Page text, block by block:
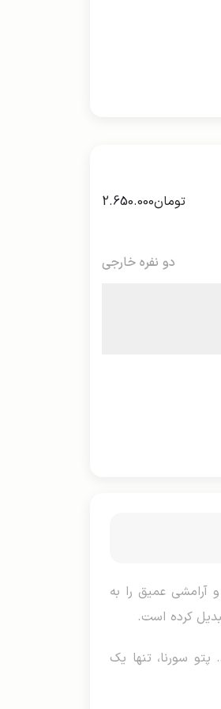
تومان2.650.000
دو نفره خارجی
آرامشی عمیق را به
کرده است.
سورنا، تنها یک